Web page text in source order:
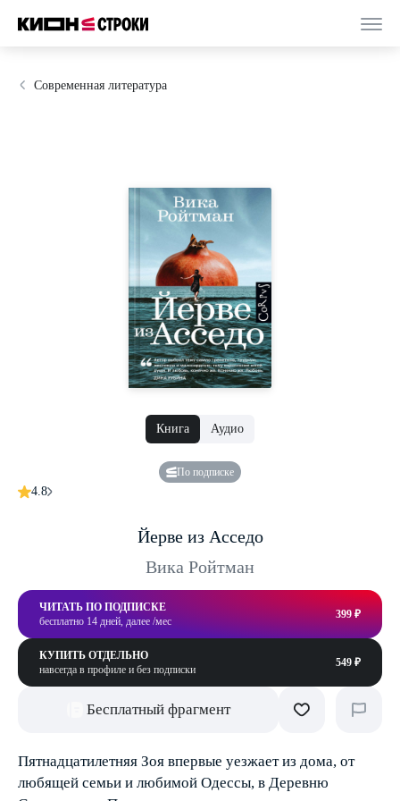
Современная литература
Книга Аудио
По подписке
4.8
Йерве из Асседо
Вика Ройтман
ЧИТАТЬ ПО ПОДПИСКЕ
бесплатно 14 дней, далее /мес
399 ₽
КУПИТЬ ОТДЕЛЬНО
навсегда в профиле и без подписки
549 ₽
Бесплатный фрагмент
Пятнадцатилетняя Зоя впервые уезжает из дома, от
любящей семьи и любимой Одессы, в Деревню